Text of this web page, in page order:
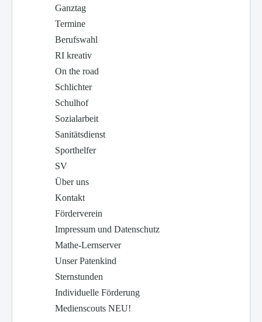
Ganztag
Termine
Berufswahl
RI kreativ
On the road
Schlichter
Schulhof
Sozialarbeit
Sanitätsdienst
Sporthelfer
SV
Über uns
Kontakt
Förderverein
Impressum und Datenschutz
Mathe-Lernserver
Unser Patenkind
Sternstunden
Individuelle Förderung
Medienscouts NEU!